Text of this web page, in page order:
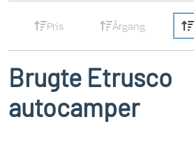
Pris Årgang
Brugte Etrusco
autocamper